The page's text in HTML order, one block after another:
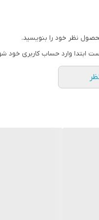
نظر خود را بنویسید.
ابتدا وارد حساب کاربری خود